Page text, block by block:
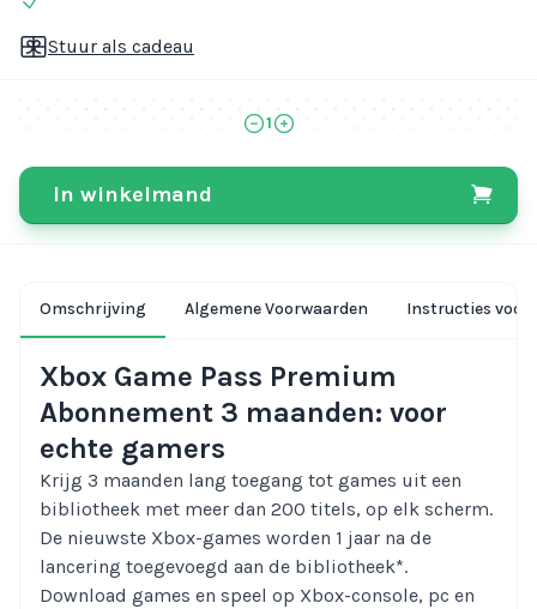
Stuur als cadeau
1
In winkelmand
Omschrijving Algemene Voorwaarden Instructies voor
Xbox Game Pass Premium
Abonnement 3 maanden: voor
echte gamers
Krijg 3 maanden lang toegang tot games uit een
bibliotheek met meer dan 200 titels, op elk scherm.
De nieuwste Xbox-games worden 1 jaar na de
lancering toegevoegd aan de bibliotheek*.
Download games en speel op Xbox-console, pc en